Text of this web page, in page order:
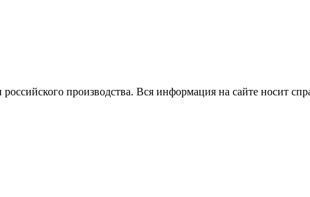
производства. Вся информация на сайте носит